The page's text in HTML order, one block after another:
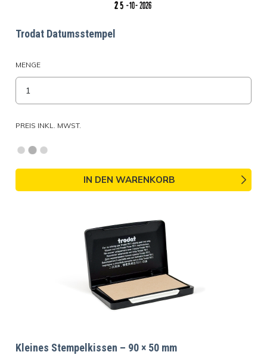
Trodat Datumsstempel
MENGE
PREIS INKL. MWST.
IN DEN WARENKORB
Kleines Stempelkissen – 90 × 50 mm